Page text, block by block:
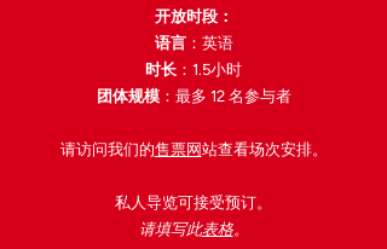
开放时段：
语言：英语
时长 ：1.5小时
团体规模：最多 12 名参与者
​请访问我们的售票网站查看场次安排。
私人导览可接受预订。
请填写此表格。